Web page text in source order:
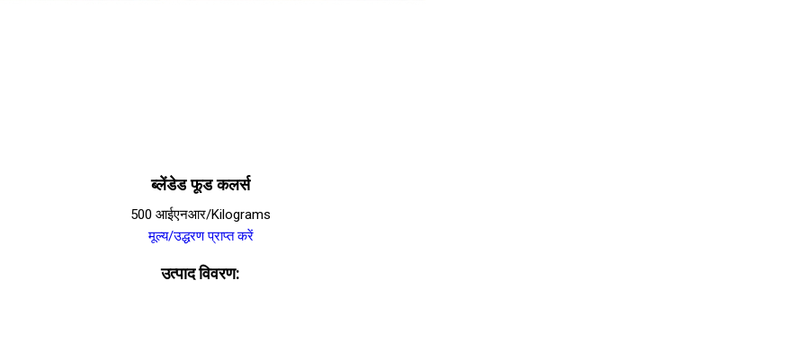
ब्लेंडेड फूड कलर्स
500 आईएनआर/Kilograms
मूल्य/उद्धरण प्राप्त करें
उत्पाद विवरण: